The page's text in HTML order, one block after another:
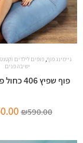
גיימינג פוף, פופים לילדים
ישיבה פנים
פוף שפיץ 406 כחול פסטל – אזל
₪590.00